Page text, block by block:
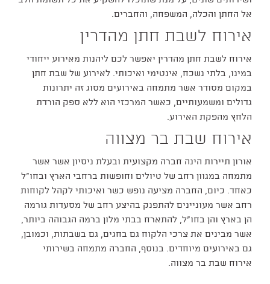
אל החתן והכלה, המשפחה, והחברים.
אירוח לשבת חתן מהדרין
אירוח לשבת חתן מהדרין יאפשר לכם ליהנות מאירוע ייחודי
במינו, בלתי נשכח, אינטימי ואיכותי. לאירוע של שבת חתן
במקום מסודר אשר מתמחה באירועים מסוג זה יתרונות
גדולים ומשמעותיים, כאשר המרכזי הוא ללא ספק הורדת
הלחץ מהפקת האירוע.
אירוח שבת בר מצווה
אורון תיירות הינה חברה מקצועית ובעלת ניסיון אשר אשר
מתמחה במגוון רחב של טיולים וחופשות ברחבי הארץ ובחו״ל
כאחד. כיום, החברה מציעה נופש כשר ואיכותי לקהל לקוחות
רחב אשר מעוניינים להתפנק בהיצע רחב של מסעדות גורמה
הן בארץ והן בחו״ל, להתארח בבתי מלון ברמה הגבוהה ביותר,
אשר מבינים את צרכי הלקוח גם בחגים, גם בשבתות, וכמובן,
גם באירועים מיוחדים. בנוסף, החברה מתמחה בשירותי
אירוח שבת בר מצווה.